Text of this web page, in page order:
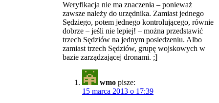
Weryfikacja nie ma znaczenia – ponieważ
zawsze należy do urzędnika. Zamiast jednego
Sędziego, potem jednego kontrolującego, równie
dobrze – jeśli nie lepiej! – można przedstawić
trzech Sędziów na jednym posiedzeniu. Albo
zamiast trzech Sędziów, grupę wojskowych w
bazie zarządzającej dronami. ;]
wmo pisze:
15 marca 2013 o 17:39